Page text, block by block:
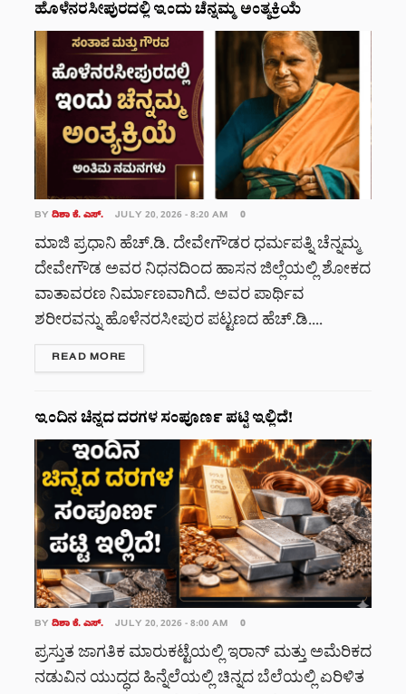
ಹೊಳೆನರಸೀಪುರದಲ್ಲಿ ಇಂದು ಚೆನ್ನಮ್ಮ ಅಂತ್ಯಕ್ರಿಯೆ
BY ದಿಶಾ ಕೆ. ಎಸ್. JULY 20, 2026 - 8:20 AM 0
ಮಾಜಿ ಪ್ರಧಾನಿ ಹೆಚ್.ಡಿ. ದೇವೇಗೌಡರ ಧರ್ಮಪತ್ನಿ ಚೆನ್ನಮ್ಮ
ದೇವೇಗೌಡ ಅವರ ನಿಧನದಿಂದ ಹಾಸನ ಜಿಲ್ಲೆಯಲ್ಲಿ ಶೋಕದ
ವಾತಾವರಣ ನಿರ್ಮಾಣವಾಗಿದೆ. ಅವರ ಪಾರ್ಥಿವ
ಶರೀರವನ್ನು ಹೊಳೆನರಸೀಪುರ ಪಟ್ಟಣದ ಹೆಚ್.ಡಿ....
READ MORE
ಇಂದಿನ ಚಿನ್ನದ ದರಗಳ ಸಂಪೂರ್ಣ ಪಟ್ಟಿ ಇಲ್ಲಿದೆ!
BY ದಿಶಾ ಕೆ. ಎಸ್. JULY 20, 2026 - 8:00 AM 0
ಪ್ರಸ್ತುತ ಜಾಗತಿಕ ಮಾರುಕಟ್ಟೆಯಲ್ಲಿ ಇರಾನ್ ಮತ್ತು ಅಮೆರಿಕದ
ನಡುವಿನ ಯುದ್ಧದ ಹಿನ್ನೆಲೆಯಲ್ಲಿ ಚಿನ್ನದ ಬೆಲೆಯಲ್ಲಿ ಏರಿಳಿತ